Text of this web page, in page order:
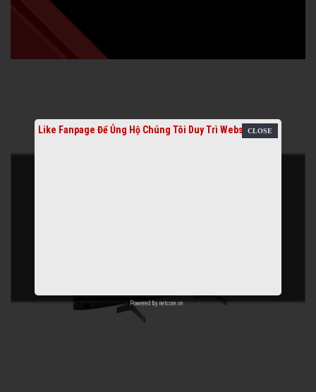
Like Fanpage Để Ủng Hộ Chúng Tôi Duy Trì Website
Powered bynetcore.vn